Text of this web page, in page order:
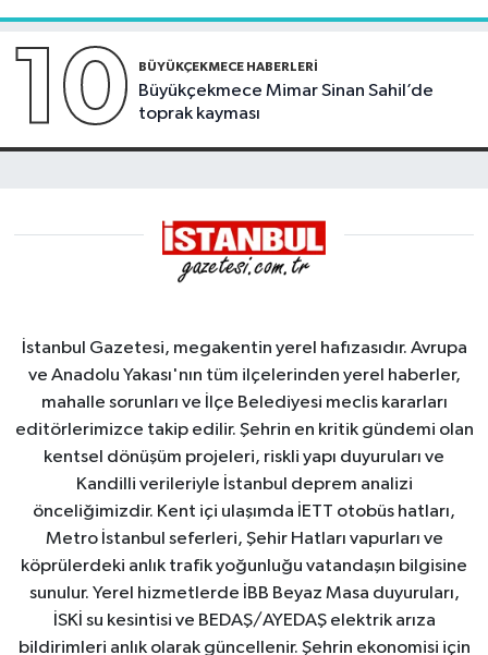
10 BÜYÜKÇEKMECE HABERLERI
Büyükçekmece Mimar Sinan Sahil’de
toprak kayması
İstanbul Gazetesi, megakentin yerel hafızasıdır. Avrupa
ve Anadolu Yakası'nın tüm ilçelerinden yerel haberler,
mahalle sorunları ve İlçe Belediyesi meclis kararları
editörlerimizce takip edilir. Şehrin en kritik gündemi olan
kentsel dönüşüm projeleri, riskli yapı duyuruları ve
Kandilli verileriyle İstanbul deprem analizi
önceliğimizdir. Kent içi ulaşımda İETT otobüs hatları,
Metro İstanbul seferleri, Şehir Hatları vapurları ve
köprülerdeki anlık trafik yoğunluğu vatandaşın bilgisine
sunulur. Yerel hizmetlerde İBB Beyaz Masa duyuruları,
İSKİ su kesintisi ve BEDAŞ/AYEDAŞ elektrik arıza
bildirimleri anlık olarak güncellenir. Şehrin ekonomisi için